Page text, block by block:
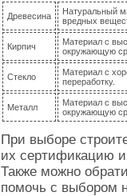
Древесина
Натуральный
вредных
Кирпич
Материал с
окружающую
Стекло
Материал с
переработку.
Металл
Материал с
окружающую
При выборе
их сертификацию и
Также можно
помочь с выбором